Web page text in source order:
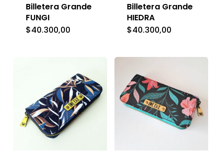
Billetera Grande
FUNGI
$40.300,00
Billetera Grande
HIEDRA
$40.300,00